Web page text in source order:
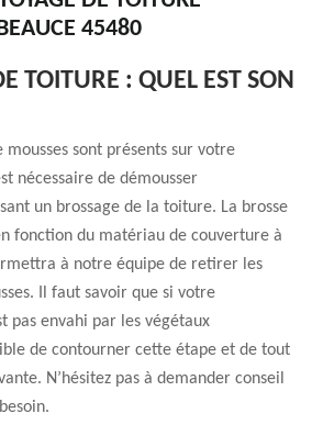
45480
TOITURE : QUEL EST SON
mousses sont présents sur votre
nécessaire de démousser
un brossage de la toiture. La brosse
fonction du matériau de couverture à
à notre équipe de retirer les
Il faut savoir que si votre
pas envahi par les végétaux
de contourner cette étape et de tout
N’hésitez pas à demander conseil